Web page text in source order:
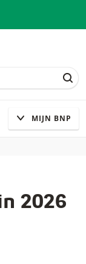
MIJN BNP
2026